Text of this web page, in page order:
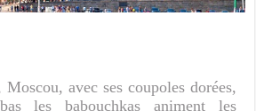
Moscou, avec ses coupoles dorées,
les babouchkas animent les